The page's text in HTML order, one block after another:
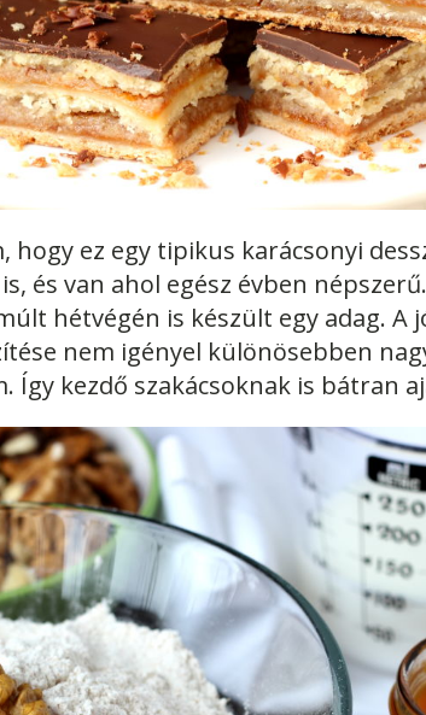
hogy ez egy tipikus karácsonyi
és van ahol egész évben
hétvégén is készült egy adag. A
nem igényel különösebben
Így kezdő szakácsoknak is bátran